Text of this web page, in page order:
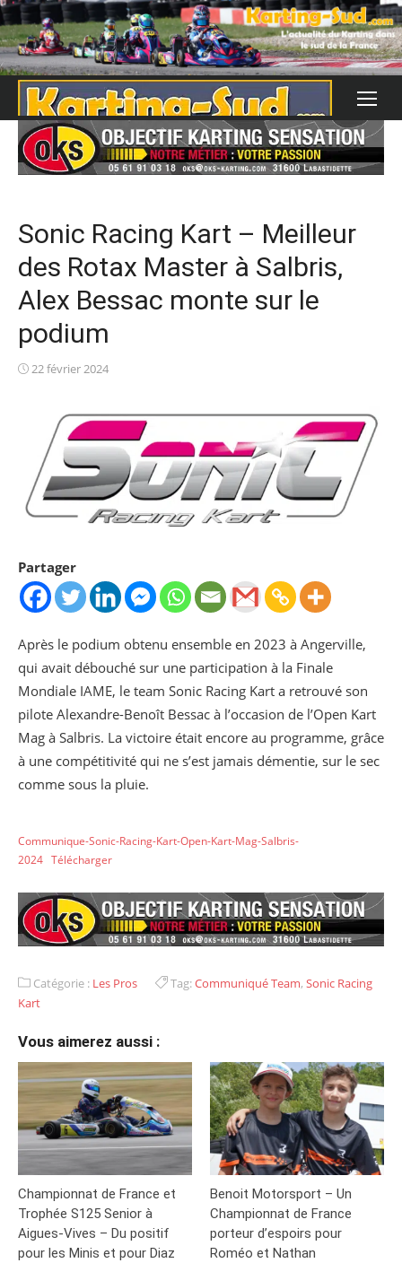
Skip
to
content
Sonic Racing Kart – Meilleur
des Rotax Master à Salbris,
Alex Bessac monte sur le
podium
Posted
22 février 2024
Partager
Après le podium obtenu ensemble en 2023 à Angerville,
qui avait débouché sur une participation à la Finale
Mondiale IAME, le team Sonic Racing Kart a retrouvé son
pilote Alexandre-Benoît Bessac à l’occasion de l’Open Kart
Mag à Salbris. La victoire était encore au programme, grâce
à une compétitivité qui ne s’est jamais démentie, sur le sec
comme sous la pluie.
Communique-Sonic-Racing-Kart-Open-Kart-Mag-Salbris-
2024 Télécharger
Catégorie : Les Pros Tag:Communiqué Team, Sonic Racing
Kart
Vous aimerez aussi :
Championnat de France et
Trophée S125 Senior à
Aigues-Vives – Du positif
pour les Minis et pour Diaz
Benoit Motorsport – Un
Championnat de France
porteur d’espoirs pour
Roméo et Nathan